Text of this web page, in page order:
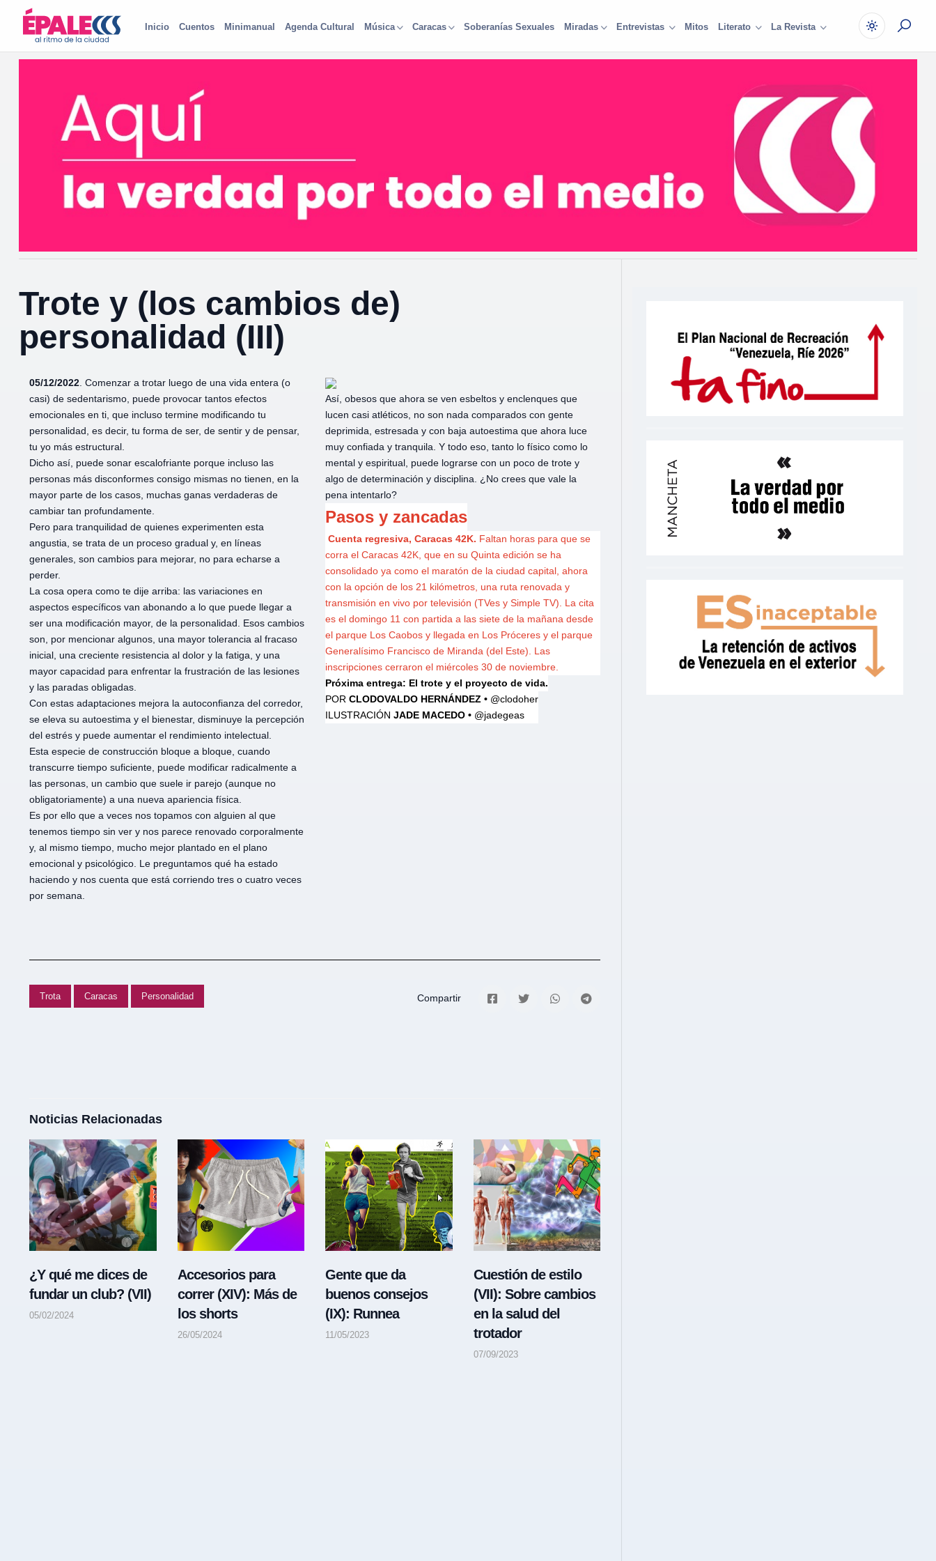
Inicio Cuentos Minimanual Agenda Cultural Música Caracas Soberanías Sexuales Miradas Entrevistas Mitos Literato La Revista
Trote y (los cambios de)
personalidad (III)
05/12/2022 . Comenzar a trotar luego de una vida entera (o
casi) de sedentarismo, puede provocar tantos efectos
emocionales en ti, que incluso termine modificando tu
personalidad, es decir, tu forma de ser, de sentir y de pensar,
tu yo más estructural.
Dicho así, puede sonar escalofriante porque incluso las
personas más disconformes consigo mismas no tienen, en la
mayor parte de los casos, muchas ganas verdaderas de
cambiar tan profundamente.
Pero para tranquilidad de quienes experimenten esta
angustia, se trata de un proceso gradual y, en líneas
generales, son cambios para mejorar, no para echarse a
perder.
La cosa opera como te dije arriba: las variaciones en
aspectos específicos van abonando a lo que puede llegar a
ser una modificación mayor, de la personalidad. Esos cambios
son, por mencionar algunos, una mayor tolerancia al fracaso
inicial, una creciente resistencia al dolor y la fatiga, y una
mayor capacidad para enfrentar la frustración de las lesiones
y las paradas obligadas.
Con estas adaptaciones mejora la autoconfianza del corredor,
se eleva su autoestima y el bienestar, disminuye la percepción
del estrés y puede aumentar el rendimiento intelectual.
Esta especie de construcción bloque a bloque, cuando
transcurre tiempo suficiente, puede modificar radicalmente a
las personas, un cambio que suele ir parejo (aunque no
obligatoriamente) a una nueva apariencia física.
Es por ello que a veces nos topamos con alguien al que
tenemos tiempo sin ver y nos parece renovado corporalmente
y, al mismo tiempo, mucho mejor plantado en el plano
emocional y psicológico. Le preguntamos qué ha estado
haciendo y nos cuenta que está corriendo tres o cuatro veces
por semana.
Así, obesos que ahora se ven esbeltos y enclenques que
lucen casi atléticos, no son nada comparados con gente
deprimida, estresada y con baja autoestima que ahora luce
muy confiada y tranquila. Y todo eso, tanto lo físico como lo
mental y espiritual, puede lograrse con un poco de trote y
algo de determinación y disciplina. ¿No crees que vale la
pena intentarlo?
Pasos y zancadas
Cuenta regresiva, Caracas 42K. Faltan horas para que se
corra el Caracas 42K, que en su Quinta edición se ha
consolidado ya como el maratón de la ciudad capital, ahora
con la opción de los 21 kilómetros, una ruta renovada y
transmisión en vivo por televisión (TVes y Simple TV). La cita
es el domingo 11 con partida a las siete de la mañana desde
el parque Los Caobos y llegada en Los Próceres y el parque
Generalísimo Francisco de Miranda (del Este). Las
inscripciones cerraron el miércoles 30 de noviembre.
Próxima entrega: El trote y el proyecto de vida.
POR CLODOVALDO HERNÁNDEZ • @clodoher
ILUSTRACIÓN JADE MACEDO • @jadegeas
Trota Caracas Personalidad Compartir
Noticias Relacionadas
¿Y qué me dices de
fundar un club? (VII)
05/02/2024
Accesorios para
correr (XIV): Más de
los shorts
26/05/2024
Gente que da
buenos consejos
(IX): Runnea
11/05/2023
Cuestión de estilo
(VII): Sobre cambios
en la salud del
trotador
07/09/2023